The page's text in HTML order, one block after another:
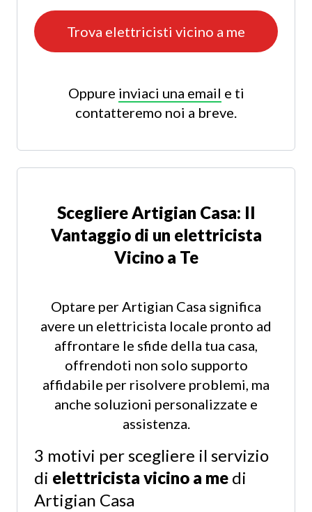
Trova elettricisti vicino a me
Oppure inviaci una email e ti
contatteremo noi a breve.
Scegliere Artigian Casa: Il
Vantaggio di un elettricista
Vicino a Te
Optare per Artigian Casa significa
avere un elettricista locale pronto ad
affrontare le sfide della tua casa,
offrendoti non solo supporto
affidabile per risolvere problemi, ma
anche soluzioni personalizzate e
assistenza.
3 motivi per scegliere il servizio
di elettricista vicino a me di
Artigian Casa